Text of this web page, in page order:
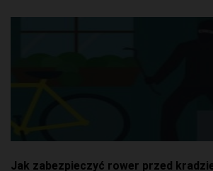
Jak zabezpieczyć rower przed